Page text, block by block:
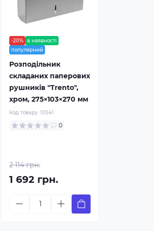
-20%
в наявності
популярний
Розподільник
складаних паперових
рушників "Trento",
хром, 275×103×270 мм
Код товару:10541
0
2 114 грн.
1 692 грн.